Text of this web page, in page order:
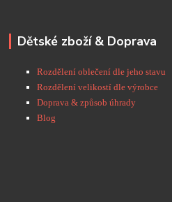
Dětské zboží & Doprava
Rozdělení oblečení dle jeho stavu
Rozdělení velikostí dle výrobce
Doprava & způsob úhrady
Blog